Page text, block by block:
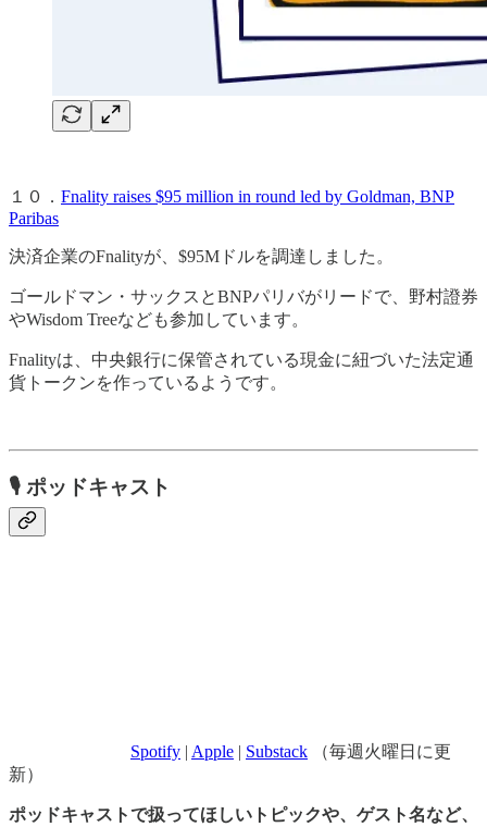
１０． Fnality raises $95 million in round led by Goldman, BNP
Paribas
決済企業のFnalityが、$95Mドルを調達しました。
ゴールドマン・サックスとBNPパリバがリードで、野村證券
やWisdom Treeなども参加しています。
Fnalityは、中央銀行に保管されている現金に紐づいた法定通
貨トークンを作っているようです。
🎙 ポッドキャスト
Spotify | Apple | Substack （毎週火曜日に更
新）
ポッドキャストで扱ってほしいトピックや、ゲスト名など、